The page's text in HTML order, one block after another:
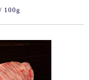
/ 100g